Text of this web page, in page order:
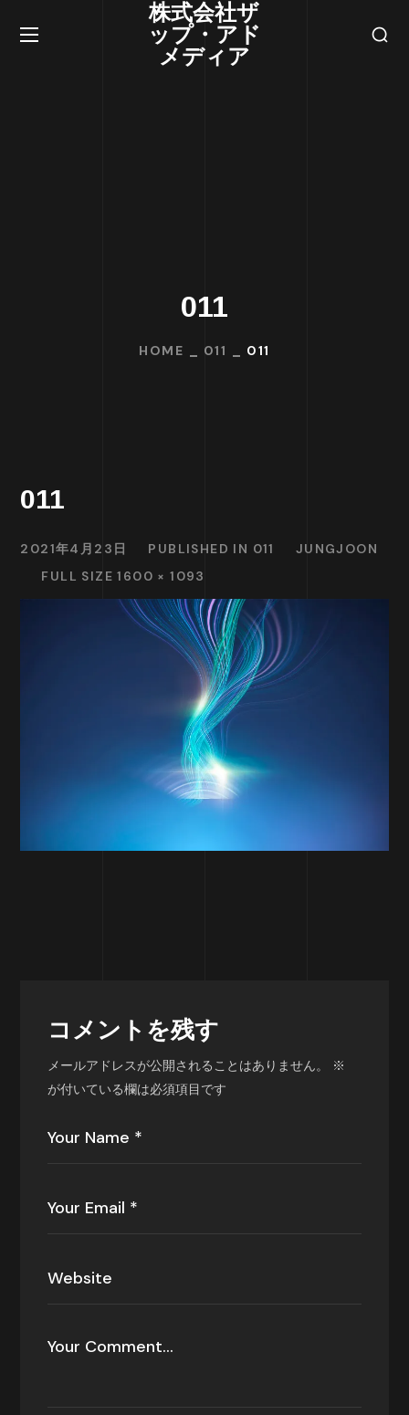
株式会社ザ
ップ・アド
メディア
011
HOME 011 011
011
2021年4月23日 PUBLISHED IN 011
JUNGJOON
FULL SIZE 1600 × 1093
コメントを残す
メールアドレスが公開されることはありません。
※
が付いている欄は必須項目です